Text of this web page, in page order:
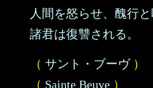
人間を怒らせ、醜行
諸君は復讐される。
（ サント・ブーヴ）
（ Sainte Beuve ）